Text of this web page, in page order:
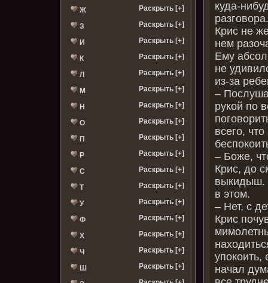
Ж Раскрыть [+]
З Раскрыть [+]
И Раскрыть [+]
К Раскрыть [+]
Л Раскрыть [+]
М Раскрыть [+]
Н Раскрыть [+]
О Раскрыть [+]
П Раскрыть [+]
Р Раскрыть [+]
С Раскрыть [+]
Т Раскрыть [+]
У Раскрыть [+]
Ф Раскрыть [+]
Х Раскрыть [+]
Ч Раскрыть [+]
Ш Раскрыть [+]
куда-
Крис не
нем
Ему
не
из-за
–
рукой по
всего,
– Боже,
Крис, до
выкидыш.
в этом.
– Нет, с
Крис
упокоить,
начал